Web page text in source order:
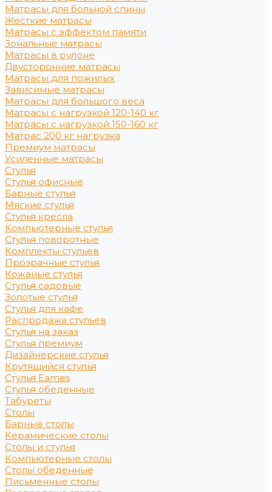
Матрасы для больной спины
Жесткие матрасы
Матрасы с эффектом памяти
Зональные матрасы
Матрасы в рулоне
Двусторонние матрасы
Матрасы для пожилых
Зависимые матрасы
Матрасы для большого веса
Матрасы с нагрузкой 120-140 кг
Матрасы с нагрузкой 150-160 кг
Матрас 200 кг нагрузка
Премиум матрасы
Усиленные матрасы
Стулья
Стулья офисные
Барные стулья
Мягкие стулья
Стулья кресла
Компьютерные стулья
Стулья поворотные
Комплекты стульев
Прозрачные стулья
Кожаные стулья
Стулья садовые
Золотые стулья
Стулья для кафе
Распродажа стульев
Стулья на заказ
Стулья премиум
Дизайнерские стулья
Крутящийся стулья
Стулья Eames
Стулья обеденные
Табуреты
Столы
Барные столы
Керамические столы
Столы и стулья
Компьютерные столы
Столы обеденные
Письменные столы